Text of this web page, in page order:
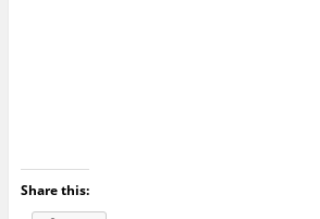
Share this: